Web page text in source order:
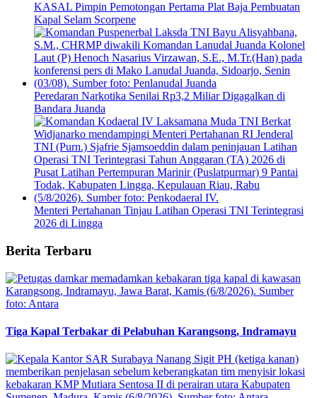
KASAL Pimpin Pemotongan Pertama Plat Baja Pembuatan
Kapal Selam Scorpene
Peredaran Narkotika Senilai Rp3,2 Miliar Digagalkan di
Bandara Juanda
Menteri Pertahanan Tinjau Latihan Operasi TNI Terintegrasi
2026 di Lingga
Berita Terbaru
Tiga Kapal Terbakar di Pelabuhan Karangsong, Indramayu